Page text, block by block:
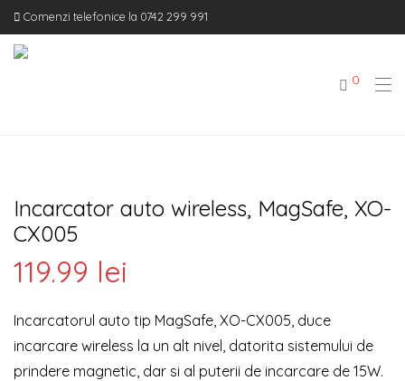
Comenzi telefonice la 0742 299 991
0
Incarcator auto wireless, MagSafe, XO-
CX005
119.99 lei
Incarcatorul auto tip MagSafe, XO-CX005, duce
incarcare wireless la un alt nivel, datorita sistemului de
prindere magnetic, dar si al puterii de incarcare de 15W.